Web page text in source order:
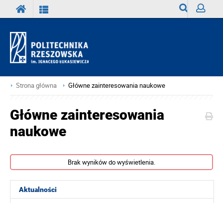
Strona główna Główne zainteresowania naukowe
Aktualności
Główne zainteresowania
naukowe
Brak wyników do wyświetlenia.